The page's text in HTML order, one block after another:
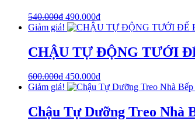
540.000₫ 490.000₫
Giảm giá!
CHẬU TỰ ĐỘNG TƯỚI
600.000₫ 450.000₫
Giảm giá!
Chậu Tự Dưỡng Treo Nhà